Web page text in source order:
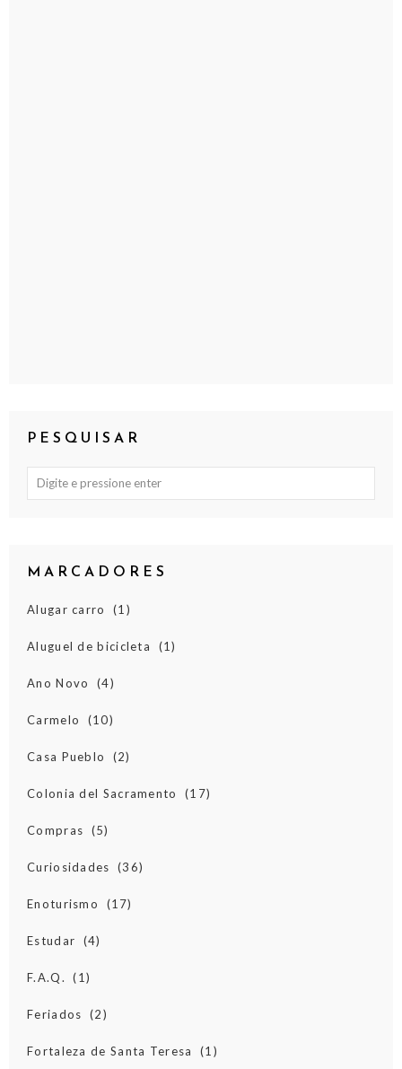
PESQUISAR
MARCADORES
Alugar carro (1)
Aluguel de bicicleta (1)
Ano Novo (4)
Carmelo (10)
Casa Pueblo (2)
Colonia del Sacramento (17)
Compras (5)
Curiosidades (36)
Enoturismo (17)
Estudar (4)
F.A.Q. (1)
Feriados (2)
Fortaleza de Santa Teresa (1)